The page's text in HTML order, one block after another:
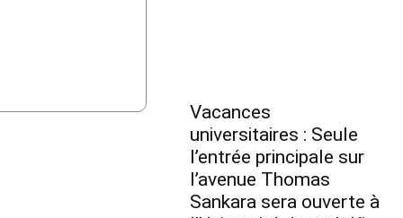
Vacances
universitaires : Seule
l’entrée principale sur
l’avenue Thomas
Sankara sera ouverte à